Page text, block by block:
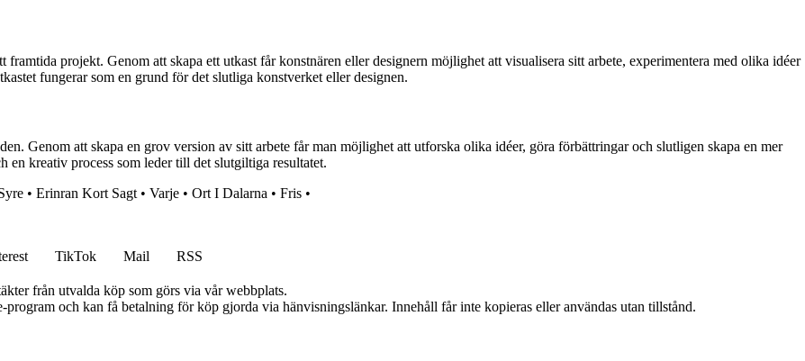
projekt. Genom att skapa ett utkast får konstnären eller designern möjlighet att visualisera sitt arbete, experimentera med olika idéer
fungerar som en grund för det slutliga konstverket eller designen.
Genom att skapa en grov version av sitt arbete får man möjlighet att utforska olika idéer, göra förbättringar och slutligen skapa en mer
en kreativ process som leder till det slutgiltiga resultatet.
• Erinran Kort Sagt • Varje • Ort I Dalarna • Fris •
TikTok Mail
RSS
från utvalda köp som görs via vår webbplats.
och kan få betalning för köp gjorda via hänvisningslänkar. Innehåll får inte kopieras eller användas utan tillstånd.